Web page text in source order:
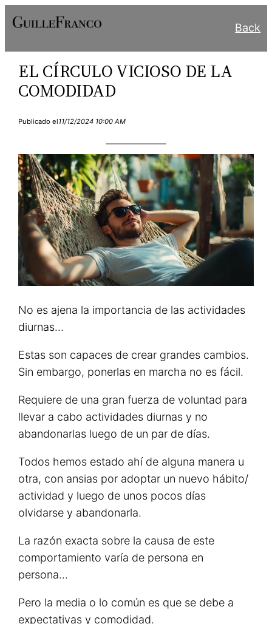
to
Back
EL CÍRCULO VICIOSO DE LA
COMODIDAD
Publicado el11/12/2024 10:00 AM
No es ajena la importancia de las actividades
diurnas…
Estas son capaces de crear grandes cambios.
Sin embargo, ponerlas en marcha no es fácil.
Requiere de una gran fuerza de voluntad para
llevar a cabo actividades diurnas y no
abandonarlas luego de un par de días.
Todos hemos estado ahí de alguna manera u
otra, con ansias por adoptar un nuevo hábito/
actividad y luego de unos pocos días
olvidarse y abandonarla.
La razón exacta sobre la causa de este
comportamiento varía de persona en
persona…
Pero la media o lo común es que se debe a
expectativas y comodidad.